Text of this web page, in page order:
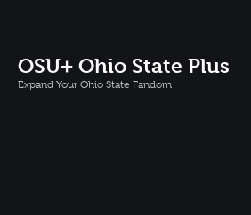
OSU+ Ohio State Plus
Expand Your Ohio State Fandom